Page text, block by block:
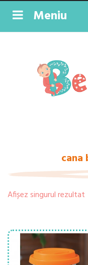
Meniu
cana
Afișez singurul rezultat